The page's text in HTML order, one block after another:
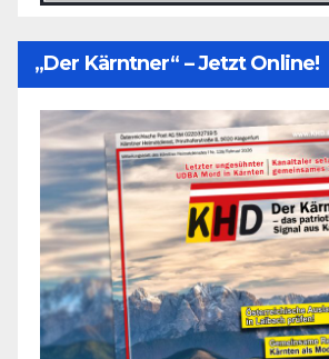
„Der Kärntner“ – Jetzt Online!